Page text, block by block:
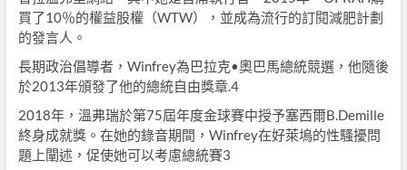
買了10％的權益股權（WTW），並成為流行的訂閱減肥計劃
的發言人。
長期政治倡導者，Winfrey為巴拉克•奧巴馬總統競選，他隨後
於2013年頒發了他的總統自由獎章.4
2018年，溫弗瑞於第75屆年度金球賽中授予塞西爾B.Demille
終身成就獎。在她的錄音期間，Winfrey在好萊塢的性騷擾問
題上闡述，促使她可以考慮總統賽3